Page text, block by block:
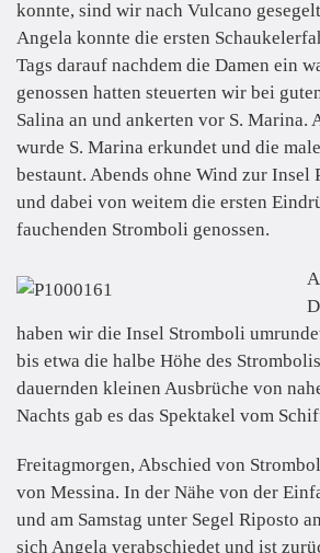
konnte, sind wir nach Vulcano
Angela konnte die ersten
Tags darauf nachdem die Damen ein
genossen hatten steuerten wir bei
Salina an und ankerten vor S. Marina.
wurde S. Marina erkundet und die
bestaunt. Abends ohne Wind zur Insel
und dabei von weitem die ersten
fauchenden Stromboli genossen.
haben wir die Insel Stromboli
bis etwa die halbe Höhe des
dauernden kleinen Ausbrüche von
Nachts gab es das Spektakel vom
Freitagmorgen, Abschied von
von Messina. In der Nähe von der
und am Samstag unter Segel Riposto
sich Angela verabschiedet und ist